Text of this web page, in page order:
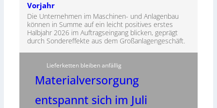
Vorjahr
Die Unternehmen im Maschinen- und Anlagenbau
können in Summe auf ein leicht positives erstes
Halbjahr 2026 im Auftragseingang blicken, geprägt
durch Sondereffekte aus dem Großanlagengeschäft.
Lieferketten bleiben anfällig
Materialversorgung
entspannt sich im Juli